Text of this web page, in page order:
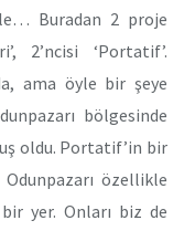
Buradan 2 proje
2’ncisi ‘Portatif’.
ama öyle bir şeye
bölgesinde
oldu. Portatif’in bir
özellikle
yer. Onları biz de